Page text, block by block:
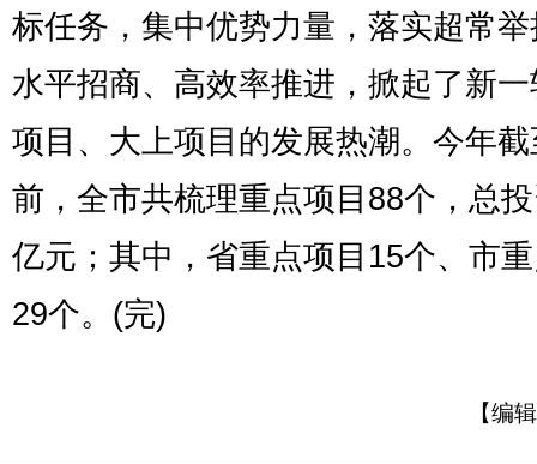
标任务，集中优势力量，落实超常
水平招商、高效率推进，掀起了新
项目、大上项目的发展热潮。今年
前，全市共梳理重点项目88个，总
亿元；其中，省重点项目15个、市
29个。(完)
【编